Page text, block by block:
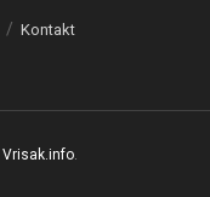
Kontakt
Vrisak.info.